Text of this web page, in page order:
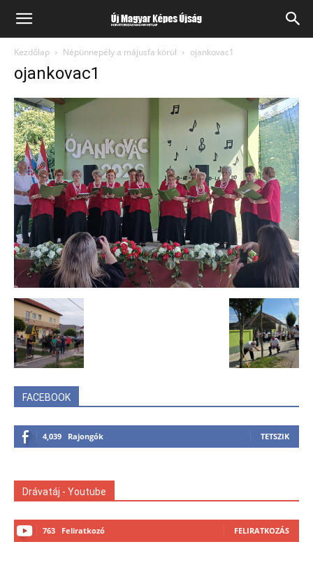
Kezdőlap Népünnepély a májusfa körül ojankovac1
ojankovac1
FACEBOOK
4,039 Rajongók TETSZIK
Drávatáj - Youtube
763 Feliratkozó FELIRATKOZÁS